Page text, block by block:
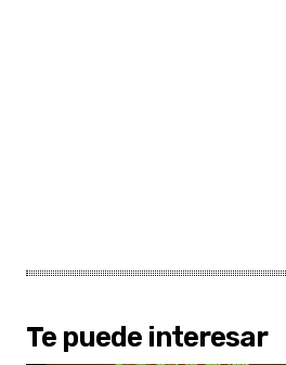
Te puede interesar